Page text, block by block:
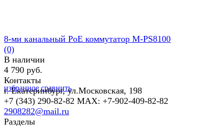
избранное сравнить
8-ми канальный PoE коммутатор M-PS8100
(0)
В наличии
4 790 руб.
Контакты
г. Екатеринбург, ул.Московская, 198
+7 (343) 290-82-82 MAX: +7-902-409-82-82
2908282@mail.ru
Разделы